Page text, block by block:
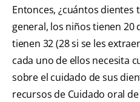
Entonces, ¿cuántos dientes
general, los niños tienen 20
tienen 32 (28 si se les
cada uno de ellos necesita
sobre el cuidado de sus
recursos de Cuidado oral de